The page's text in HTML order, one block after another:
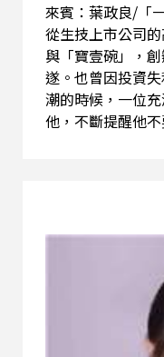
來賓：葉政良/「
從生技上市公司
與「寶壹碗」，
遂。也曾因投資
潮的時候，一位
他，不斷提醒他
管理生產等種種
更擔任花蓮市政
商品，更能承載
地食材與農漁會
並成功走向國際